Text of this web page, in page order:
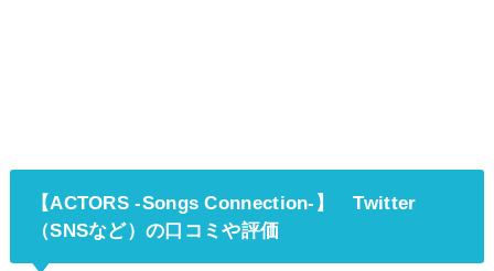
【ACTORS -Songs Connection-】Twitter
（SNSなど）の口コミや評価